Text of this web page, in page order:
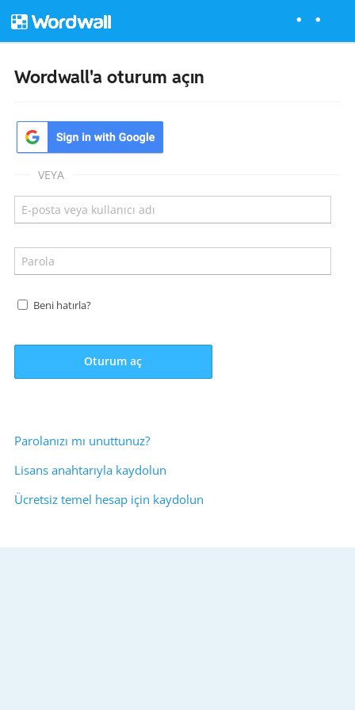
Wordwall'a oturum açın
VEYA
Beni hatırla?
Oturum aç
Parolanızı mı unuttunuz?
Lisans anahtarıyla kaydolun
Ücretsiz temel hesap için kaydolun